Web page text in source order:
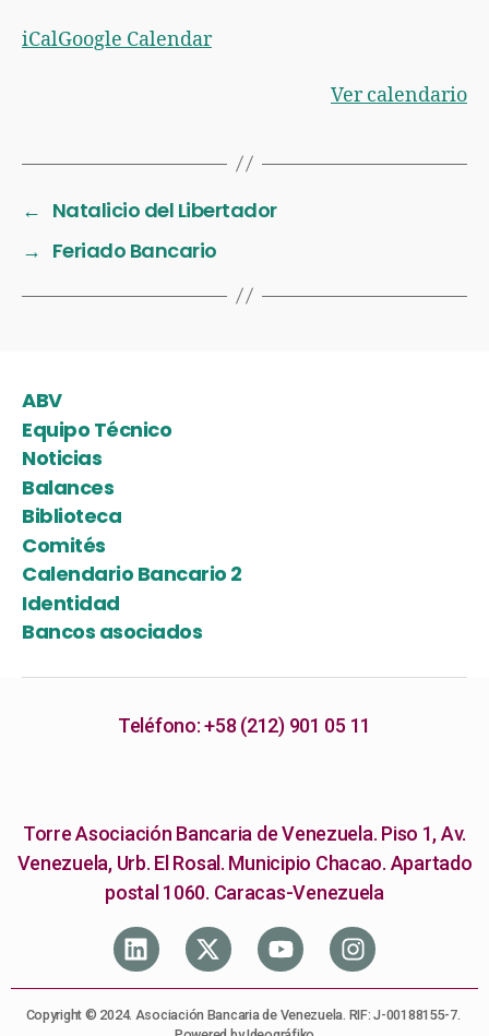
iCalGoogle Calendar
Ver calendario
← Natalicio del Libertador
→ Feriado Bancario
ABV
Equipo Técnico
Noticias
Balances
Biblioteca
Comités
Calendario Bancario 2
Identidad
Bancos asociados
Teléfono: +58 (212) 901 05 11
Torre Asociación Bancaria de Venezuela. Piso 1, Av.
Venezuela, Urb. El Rosal. Municipio Chacao. Apartado
postal 1060. Caracas-Venezuela
Copyright © 2024. Asociación Bancaria de Venezuela. RIF: J-00188155-7.